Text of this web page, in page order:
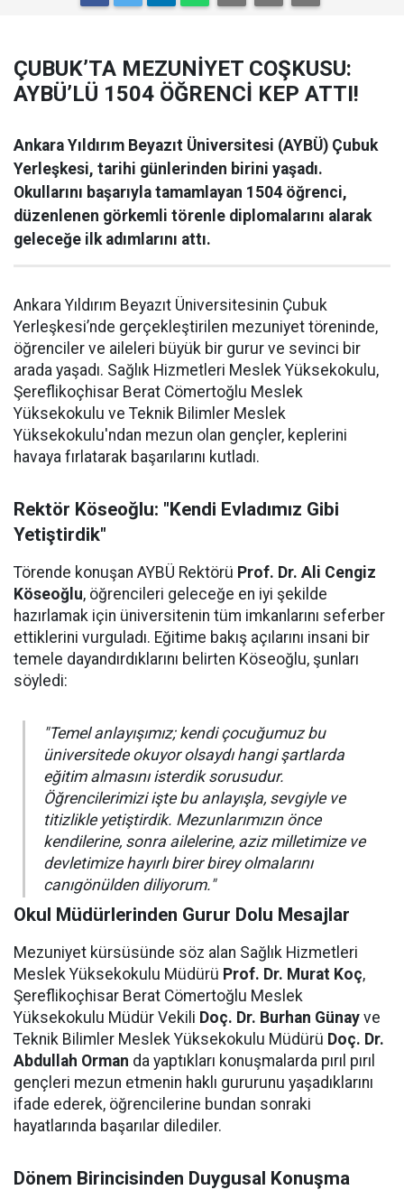
ÇUBUK’TA MEZUNİYET COŞKUSU:
AYBÜ’LÜ 1504 ÖĞRENCİ KEP ATTI!
Ankara Yıldırım Beyazıt Üniversitesi (AYBÜ) Çubuk
Yerleşkesi, tarihi günlerinden birini yaşadı.
Okullarını başarıyla tamamlayan 1504 öğrenci,
düzenlenen görkemli törenle diplomalarını alarak
geleceğe ilk adımlarını attı.
Ankara Yıldırım Beyazıt Üniversitesinin Çubuk
Yerleşkesi’nde gerçekleştirilen mezuniyet töreninde,
öğrenciler ve aileleri büyük bir gurur ve sevinci bir
arada yaşadı. Sağlık Hizmetleri Meslek Yüksekokulu,
Şereflikoçhisar Berat Cömertoğlu Meslek
Yüksekokulu ve Teknik Bilimler Meslek
Yüksekokulu'ndan mezun olan gençler, keplerini
havaya fırlatarak başarılarını kutladı.
Rektör Köseoğlu: "Kendi Evladımız Gibi
Yetiştirdik"
Törende konuşan AYBÜ Rektörü Prof. Dr. Ali Cengiz
Köseoğlu, öğrencileri geleceğe en iyi şekilde
hazırlamak için üniversitenin tüm imkanlarını seferber
ettiklerini vurguladı. Eğitime bakış açılarını insani bir
temele dayandırdıklarını belirten Köseoğlu, şunları
söyledi:
"Temel anlayışımız; kendi çocuğumuz bu
üniversitede okuyor olsaydı hangi şartlarda
eğitim almasını isterdik sorusudur.
Öğrencilerimizi işte bu anlayışla, sevgiyle ve
titizlikle yetiştirdik. Mezunlarımızın önce
kendilerine, sonra ailelerine, aziz milletimize ve
devletimize hayırlı birer birey olmalarını
canıgönülden diliyorum."
Okul Müdürlerinden Gurur Dolu Mesajlar
Mezuniyet kürsüsünde söz alan Sağlık Hizmetleri
Meslek Yüksekokulu Müdürü Prof. Dr. Murat Koç,
Şereflikoçhisar Berat Cömertoğlu Meslek
Yüksekokulu Müdür Vekili Doç. Dr. Burhan Günay ve
Teknik Bilimler Meslek Yüksekokulu Müdürü Doç. Dr.
Abdullah Orman da yaptıkları konuşmalarda pırıl pırıl
gençleri mezun etmenin haklı gururunu yaşadıklarını
ifade ederek, öğrencilerine bundan sonraki
hayatlarında başarılar dilediler.
Dönem Birincisinden Duygusal Konuşma